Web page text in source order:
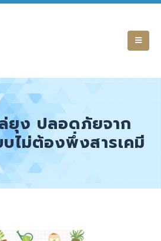
ยุง ปลอดภัยจาก
ไม่ต้องพึ่งสารเคมี